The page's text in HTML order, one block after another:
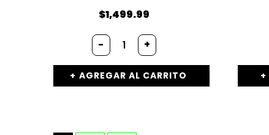
$1,499.99
- +
AGREGAR AL CARRITO